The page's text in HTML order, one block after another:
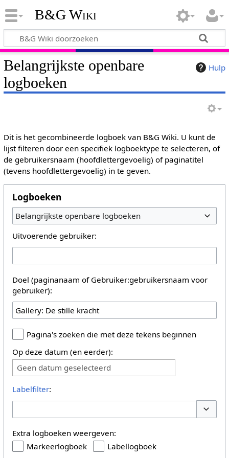
B&G Wiki
Hulp
Belangrijkste openbare
logboeken
Dit is het gecombineerde logboek van B&G Wiki. U kunt de
lijst filteren door een specifiek logboektype te selecteren, of
de gebruikersnaam (hoofdlettergevoelig) of paginatitel
(tevens hoofdlettergevoelig) in te geven.
Logboeken
Belangrijkste openbare logboeken
Uitvoerende gebruiker:
Doel (paginanaam of Gebruiker:gebruikersnaam voor
gebruiker):
Pagina's zoeken die met deze tekens beginnen
Op deze datum (en eerder):
Geen datum geselecteerd
Labelfilter:
Extra logboeken weergeven:
Markeerlogboek
Labellogboek